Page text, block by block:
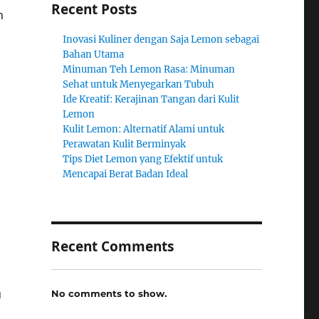
Recent Posts
Inovasi Kuliner dengan Saja Lemon sebagai
Bahan Utama
Minuman Teh Lemon Rasa: Minuman
Sehat untuk Menyegarkan Tubuh
Ide Kreatif: Kerajinan Tangan dari Kulit
Lemon
Kulit Lemon: Alternatif Alami untuk
Perawatan Kulit Berminyak
Tips Diet Lemon yang Efektif untuk
Mencapai Berat Badan Ideal
Recent Comments
No comments to show.